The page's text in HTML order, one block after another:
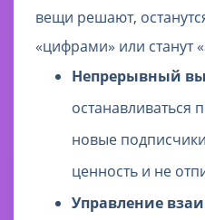
вещи решают,
«цифрами» или станут
Непрерывный
останавливаться
новые
ценность и не
Управление